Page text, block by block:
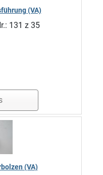
(VA)
131 z 35
(VA)